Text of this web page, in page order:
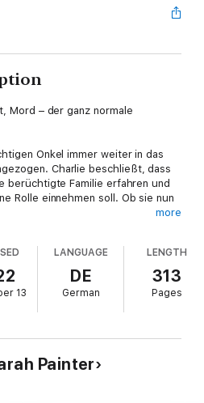
Mord – der ganz normale
Onkel immer weiter in das
Charlie beschließt, dass
berüchtigte Familie erfahren und
Rolle einnehmen soll. Ob sie nun
wackeligen Beinen. Doch als eine
verschwindet, muss Lydia
beiseiteschieben.
Lydia zusehends,
Angriff auf die Crows die
und die mysteriösen Pearls
more
13
LANGUAGE
DE
German
LENGTH
313
Pages
Painter